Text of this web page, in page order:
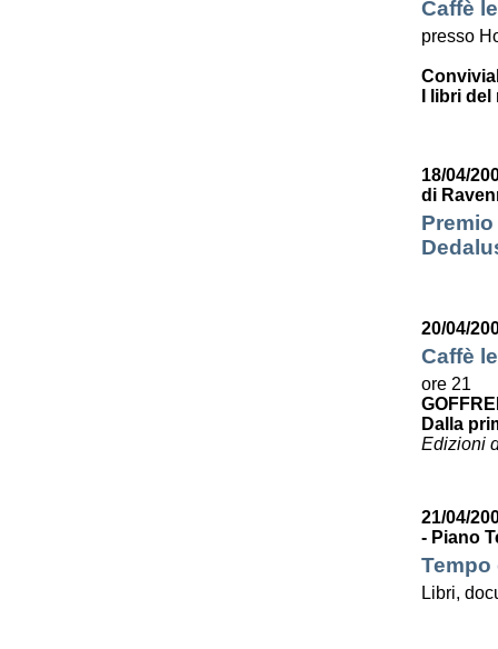
Caffè
presso
I libri
18/04/
di
20/04/
Caffè
ore 21
Dalla
Edizioni
21/04/
- Piano
Tempo
Libri,